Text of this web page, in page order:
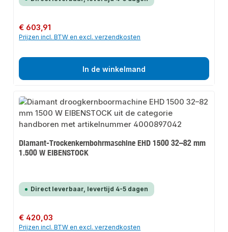
Normale prijs:
€ 603,91
Prijzen incl. BTW en excl. verzendkosten
In de winkelmand
Diamant-Trockenkernbohrmaschine EHD 1500 32–82 mm
1.500 W EIBENSTOCK
Direct leverbaar, levertijd 4-5 dagen
Normale prijs:
€ 420,03
Prijzen incl. BTW en excl. verzendkosten